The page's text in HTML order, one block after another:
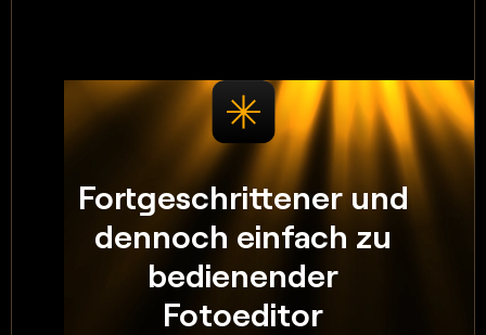
Fortgeschrittener und
dennoch einfach zu
bedienender
Fotoeditor